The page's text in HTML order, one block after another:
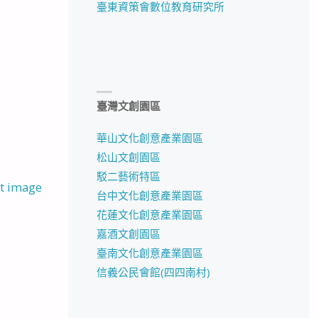
image
臺東資策會數位教育研究所
臺灣文創園區
華山文化創意產業園區
松山文創園區
駁二藝術特區
台中文化創意產業園區
花蓮文化創意產業園區
嘉酒文創園區
臺南文化創意產業園區
信義公民會館(四四南村)